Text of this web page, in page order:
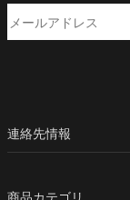
連絡先情報